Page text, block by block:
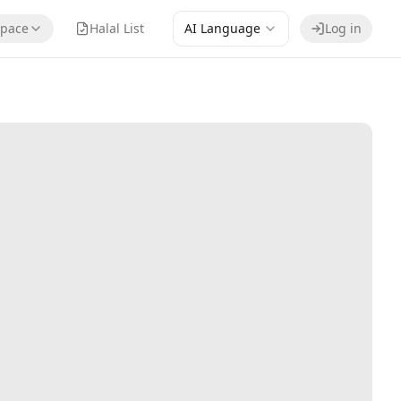
Halal List AI Language Log in